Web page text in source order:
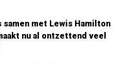
samen met Lewis Hamilton
nu al ontzettend veel